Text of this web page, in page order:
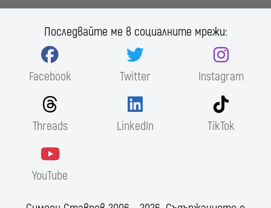
Последвайте ме в социалните мрежи:
Facebook Twitter Instagram
Threads LinkedIn TikTok
YouTube